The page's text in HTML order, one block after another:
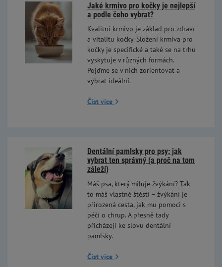
Jaké krmivo pro kočky je nejlepší
a podle čeho vybrat?
Kvalitní krmivo je základ pro zdraví
a vitalitu kočky. Složení krmiva pro
kočky je specifické a také se na trhu
vyskytuje v různých formách.
Pojďme se v nich zorientovat a
vybrat ideální.
Číst více
Dentální pamlsky pro psy: jak
vybrat ten správný (a proč na tom
záleží)
Máš psa, který miluje žvýkání? Tak
to máš vlastně štěstí – žvýkání je
přirozená cesta, jak mu pomoci s
péčí o chrup. A přesně tady
přicházejí ke slovu dentální
pamlsky.
Číst více